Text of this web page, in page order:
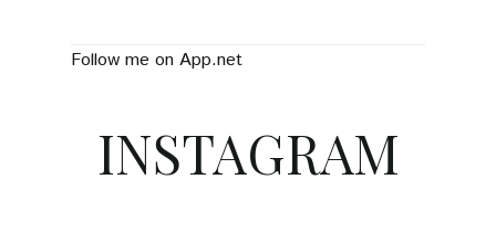
Follow me on App.net
INSTAGRAM